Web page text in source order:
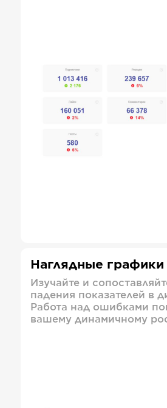
Наглядные графики
Изучайте и
падения показателей в
Работа над ошибками
вашему динамичному